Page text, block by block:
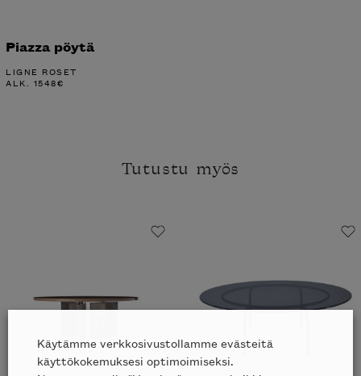
Piazza pöytä
LIGNE ROSET
ALK. 1548€
Tutustu myös
Käytämme verkkosivustollamme evästeitä
käyttökokemuksesi optimoimiseksi.